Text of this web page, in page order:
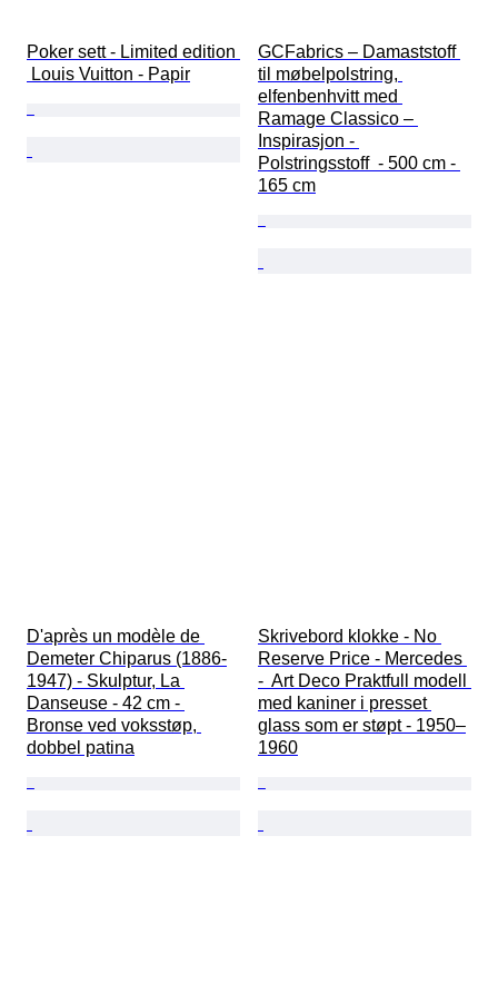
Poker sett - Limited edition
Louis Vuitton - Papir
GCFabrics – Damaststoff
til møbelpolstring,
elfenbenhvitt med
Ramage Classico –
Inspirasjon -
Polstringsstoff  - 500 cm -
165 cm
D'après un modèle de
Demeter Chiparus (1886-
1947) - Skulptur, La
Danseuse - 42 cm -
Bronse ved voksstøp,
dobbel patina
Skrivebord klokke - No
Reserve Price - Mercedes
-  Art Deco Praktfull modell
med kaniner i presset
glass som er støpt - 1950–
1960